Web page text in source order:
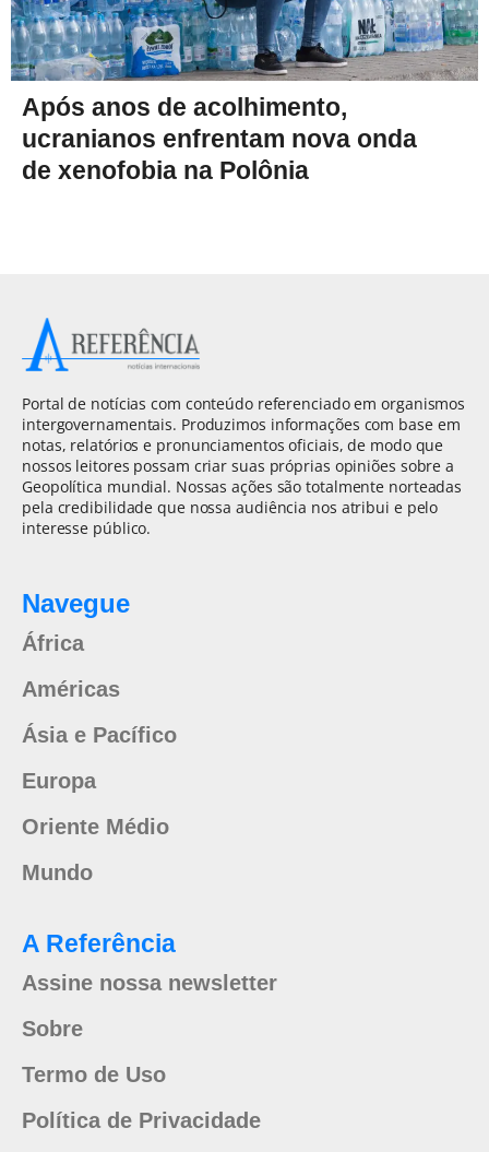
Após anos de acolhimento,
ucranianos enfrentam nova onda
de xenofobia na Polônia
Portal de notícias com conteúdo referenciado em organismos
intergovernamentais. Produzimos informações com base em
notas, relatórios e pronunciamentos oficiais, de modo que
nossos leitores possam criar suas próprias opiniões sobre a
Geopolítica mundial. Nossas ações são totalmente norteadas
pela credibilidade que nossa audiência nos atribui e pelo
interesse público.
Navegue
África
Américas
Ásia e Pacífico
Europa
Oriente Médio
Mundo
A Referência
Assine nossa newsletter
Sobre
Termo de Uso
Política de Privacidade